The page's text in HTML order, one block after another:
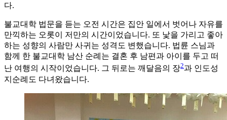
다.
불교대학 법문을 듣는 오전 시간은 집안 일에서 벗어나 자유를
만끽하는 오롯이 저만의 시간이었습니다. 또 낯을 가리고 좋아
하는 성향의 사람만 사귀는 성격도 변했습니다. 법륜 스님과
함께 한 불교대학 남산 순례는 결혼 후 남편과 아이를 두고 떠
난 여행의 시작이었습니다. 그 뒤로는 깨달음의 장2과 인도성
지순례도 다녀왔습니다.